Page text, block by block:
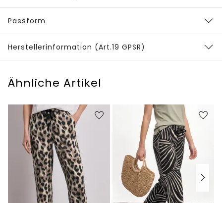
Passform
Herstellerinformation (Art.19 GPSR)
Ähnliche Artikel